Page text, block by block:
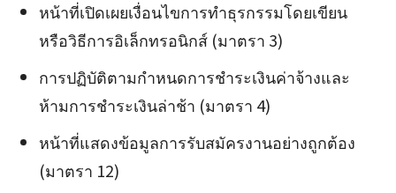
หน้าที่เปิดเผยเงื่อนไขการทำธุรกรรมโดยเขียน
หรือวิธีการอิเล็กทรอนิกส์ (มาตรา 3)
การปฏิบัติตามกำหนดการชำระเงินค่าจ้างและ
ห้ามการชำระเงินล่าช้า (มาตรา 4)
หน้าที่แสดงข้อมูลการรับสมัครงานอย่างถูกต้อง
(มาตรา 12)